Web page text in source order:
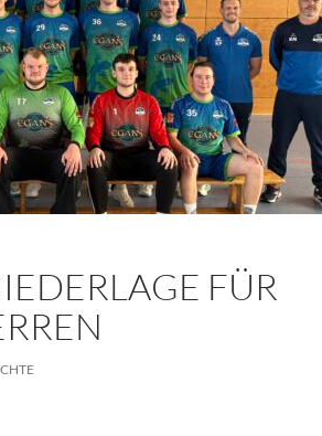
FÜR